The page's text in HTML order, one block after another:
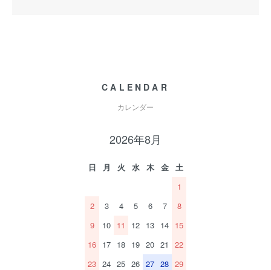
CALENDAR
カレンダー
2026年8月
日 月 火 水 木 金
土
1
2
3 4 5 6 7
8
9
10 11 12 13 14 15
16 17 18 19 20 21
22
23 24 25 26 27 28 29